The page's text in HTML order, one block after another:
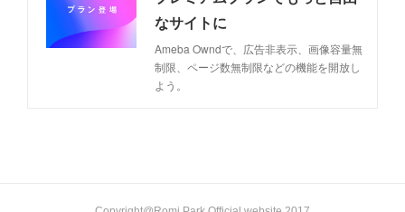
なサイトに
Ameba Owndで、広告非表示、画像容量無
制限、ページ数無制限などの機能を開放し
よう。